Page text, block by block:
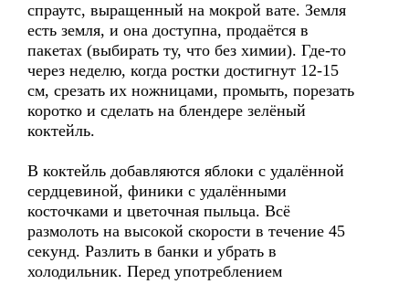
спраутс, выращенный на мокрой вате. Земля
есть земля, и она доступна, продаётся в
пакетах (выбирать ту, что без химии). Где-то
через неделю, когда ростки достигнут 12-15
см, срезать их ножницами, промыть, порезать
коротко и сделать на блендере зелёный
коктейль.
В коктейль добавляются яблоки с удалённой
сердцевиной, финики с удалёнными
косточками и цветочная пыльца. Всё
размолоть на высокой скорости в течение 45
секунд. Разлить в банки и убрать в
холодильник. Перед употреблением